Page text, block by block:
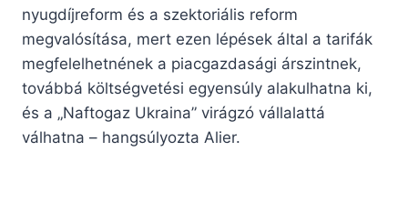
nyugdíjreform és a szektoriális reform
megvalósítása, mert ezen lépések által a tarifák
megfelelhetnének a piacgazdasági árszintnek,
továbbá költségvetési egyensúly alakulhatna ki,
és a „Naftogaz Ukraina” virágzó vállalattá
válhatna – hangsúlyozta Alier.